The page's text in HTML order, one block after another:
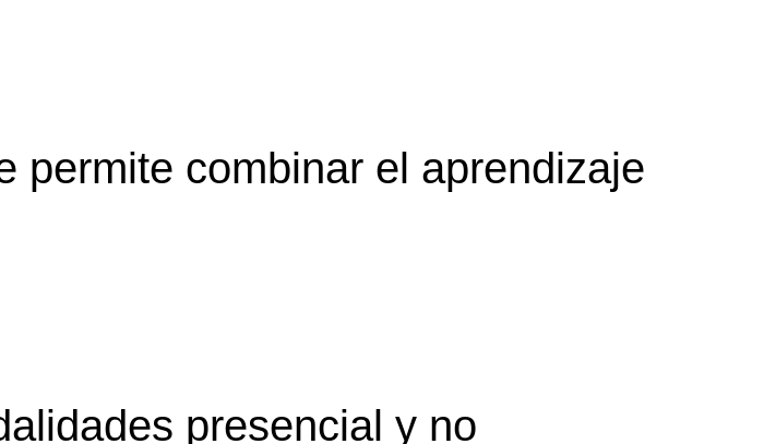
permite combinar el aprendizaje
presencial y no